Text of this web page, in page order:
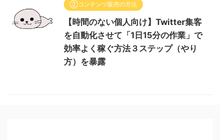
②コンテンツ販売の方法
【時間のない個人向け】Twitter集客
を自動化させて「1日15分の作業」で
効率よく稼ぐ方法３ステップ（やり
方）を暴露